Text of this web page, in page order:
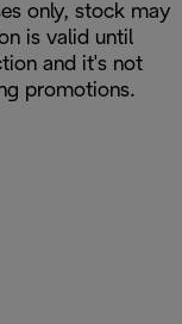
only, stock may
is valid until
and it's not
promotions.